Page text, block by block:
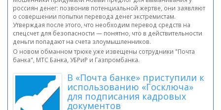
россиян денег: позвонив потенциальной жертве, они заявляют
о совершении попытки перевода денег экстремистам.
Утверждая после этого, что необходим перевод средств на
спецсчет для безопасности — понятно, что в действительности
деньги попадают на счета злоумышленников.
О новом обманном трюке уже извещены сотрудники "Почта
банка", МТС Банка, УБРиР и Газпромбанка.
В «Почта банке» приступили к
использованию «Госключа»
для подписания кадровых
документов